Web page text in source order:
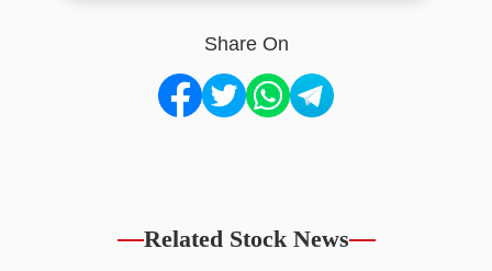
Share On
Related Stock News